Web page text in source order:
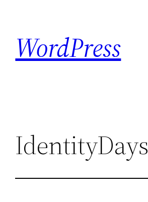
content
WordPress
IdentityDays